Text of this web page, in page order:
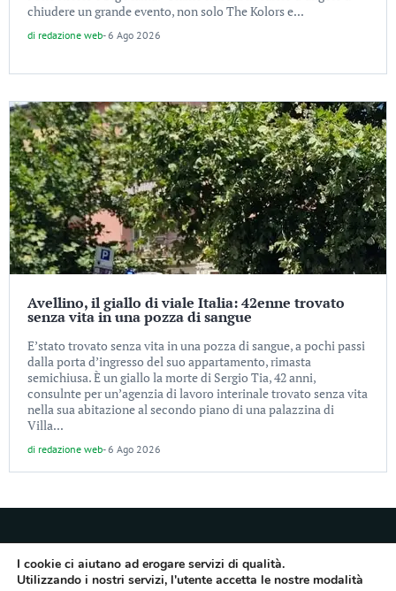
chiudere un grande evento, non solo The Kolors e...
di redazione web-6 Ago 2026
Avellino, il giallo di viale Italia: 42enne trovato
senza vita in una pozza di sangue
E’stato trovato senza vita in una pozza di sangue, a pochi passi
dalla porta d’ingresso del suo appartamento, rimasta
semichiusa. È un giallo la morte di Sergio Tia, 42 anni,
consulnte per un’agenzia di lavoro interinale trovato senza vita
nella sua abitazione al secondo piano di una palazzina di
Villa...
di redazione web-6 Ago 2026
I cookie ci aiutano ad erogare servizi di qualità.
Utilizzando i nostri servizi, l'utente accetta le nostre modalità